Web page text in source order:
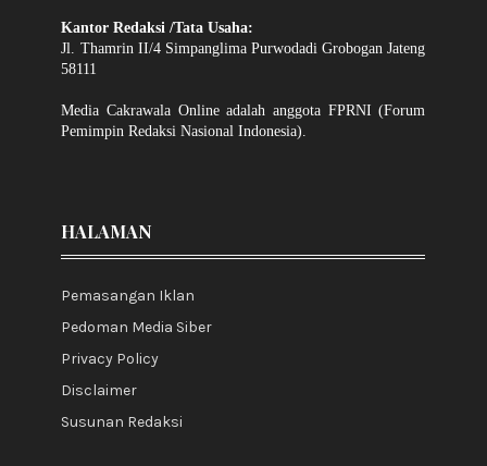
Kantor Redaksi /Tata Usaha:
Jl. Thamrin II/4 Simpanglima Purwodadi Grobogan Jateng
58111
Media Cakrawala Online adalah anggota FPRNI (Forum
Pemimpin Redaksi Nasional Indonesia).
HALAMAN
Pemasangan Iklan
Pedoman Media Siber
Privacy Policy
Disclaimer
Susunan Redaksi